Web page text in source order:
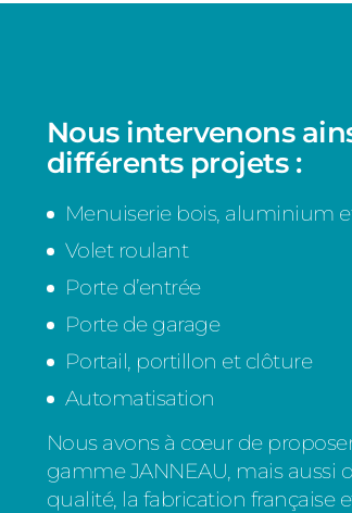
Nous intervenons
différents projets :
Menuiserie bois, aluminium
Volet roulant
Porte d’entrée
Porte de garage
Portail, portillon et clôture
Automatisation
Nous avons à cœur de
gamme JANNEAU, mais aussi
qualité, la fabrication française